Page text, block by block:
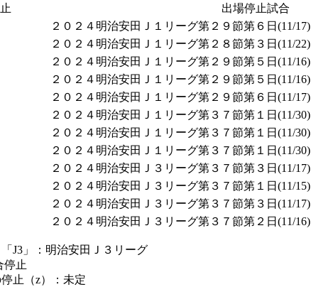
出場停止試合
２０２４明治安田Ｊ１リーグ第２９節第６日(11/17)
２０２４明治安田Ｊ１リーグ第２８節第３日(11/22)
２０２４明治安田Ｊ１リーグ第２９節第５日(11/16)
２０２４明治安田Ｊ１リーグ第２９節第５日(11/16)
２０２４明治安田Ｊ１リーグ第２９節第６日(11/17)
２０２４明治安田Ｊ１リーグ第３７節第１日(11/30)
２０２４明治安田Ｊ１リーグ第３７節第１日(11/30)
２０２４明治安田Ｊ１リーグ第３７節第１日(11/30)
２０２４明治安田Ｊ３リーグ第３７節第３日(11/17)
２０２４明治安田Ｊ３リーグ第３７節第１日(11/15)
２０２４明治安田Ｊ３リーグ第３７節第３日(11/17)
２０２４明治安田Ｊ３リーグ第３７節第２日(11/16)
J3」：明治安田Ｊ３リーグ
停止
止（z）：未定